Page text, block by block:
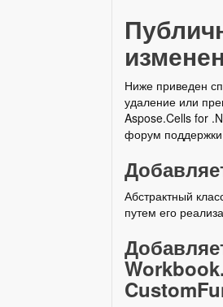
Ниже приведен
удаление или
Aspose.Cells for
форум
Абстрактный
путем его